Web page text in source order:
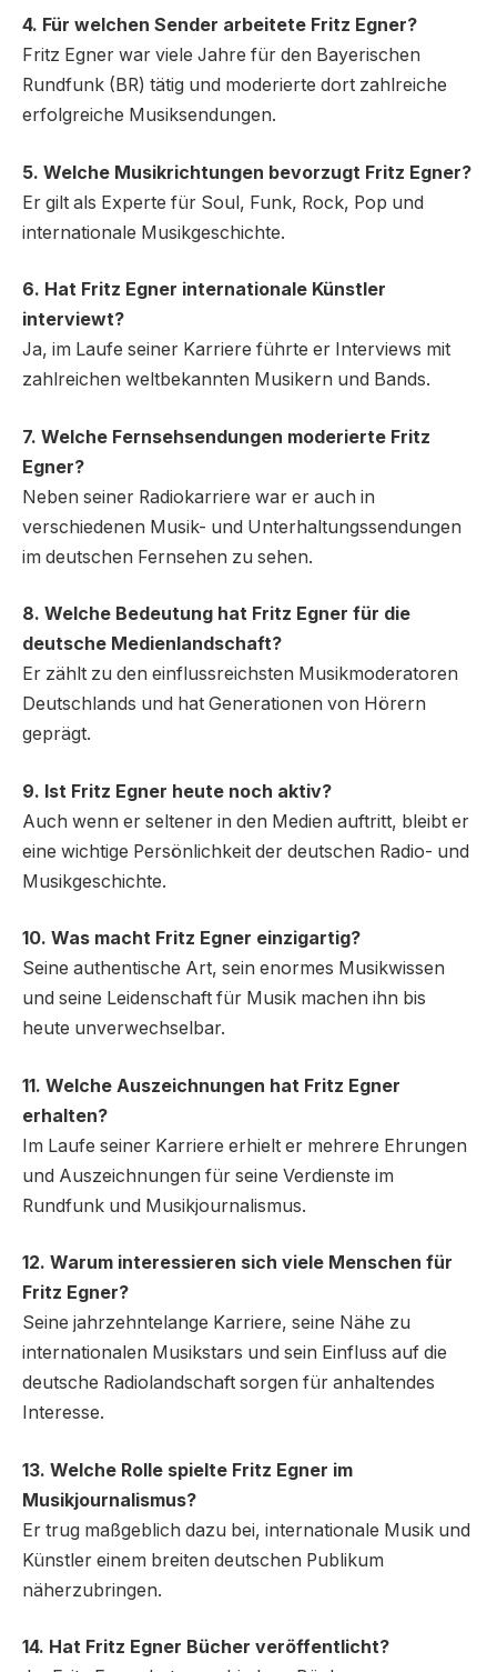
4. Für welchen Sender arbeitete Fritz Egner?
Fritz Egner war viele Jahre für den Bayerischen
Rundfunk (BR) tätig und moderierte dort zahlreiche
erfolgreiche Musiksendungen.
5. Welche Musikrichtungen bevorzugt Fritz Egner?
Er gilt als Experte für Soul, Funk, Rock, Pop und
internationale Musikgeschichte.
6. Hat Fritz Egner internationale Künstler
interviewt?
Ja, im Laufe seiner Karriere führte er Interviews mit
zahlreichen weltbekannten Musikern und Bands.
7. Welche Fernsehsendungen moderierte Fritz
Egner?
Neben seiner Radiokarriere war er auch in
verschiedenen Musik- und Unterhaltungssendungen
im deutschen Fernsehen zu sehen.
8. Welche Bedeutung hat Fritz Egner für die
deutsche Medienlandschaft?
Er zählt zu den einflussreichsten Musikmoderatoren
Deutschlands und hat Generationen von Hörern
geprägt.
9. Ist Fritz Egner heute noch aktiv?
Auch wenn er seltener in den Medien auftritt, bleibt er
eine wichtige Persönlichkeit der deutschen Radio- und
Musikgeschichte.
10. Was macht Fritz Egner einzigartig?
Seine authentische Art, sein enormes Musikwissen
und seine Leidenschaft für Musik machen ihn bis
heute unverwechselbar.
11. Welche Auszeichnungen hat Fritz Egner
erhalten?
Im Laufe seiner Karriere erhielt er mehrere Ehrungen
und Auszeichnungen für seine Verdienste im
Rundfunk und Musikjournalismus.
12. Warum interessieren sich viele Menschen für
Fritz Egner?
Seine jahrzehntelange Karriere, seine Nähe zu
internationalen Musikstars und sein Einfluss auf die
deutsche Radiolandschaft sorgen für anhaltendes
Interesse.
13. Welche Rolle spielte Fritz Egner im
Musikjournalismus?
Er trug maßgeblich dazu bei, internationale Musik und
Künstler einem breiten deutschen Publikum
näherzubringen.
14. Hat Fritz Egner Bücher veröffentlicht?